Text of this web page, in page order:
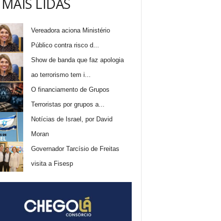
LIDAS
Vereadora aciona Ministério
Público contra risco d...
Show de banda que faz apologia
ao terrorismo tem i...
O financiamento de Grupos
Terroristas por grupos a...
Notícias de Israel, por David
Moran
Governador Tarcísio de Freitas
visita a Fisesp